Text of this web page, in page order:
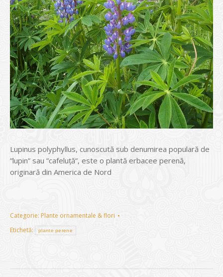
Lupinus polyphyllus, cunoscută sub denumirea populară de
”lupin” sau ”cafeluță”, este o plantă erbacee perenă,
originară din America de Nord
Categorie: Plante ornamentale & flori
Etichetă:
plante perene